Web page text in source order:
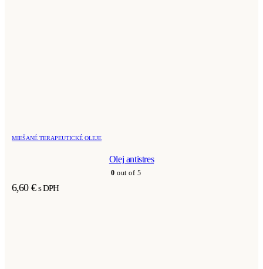
MIEŠANÉ TERAPEUTICKÉ OLEJE
Olej antistres
0 out of 5
6,60 € s DPH